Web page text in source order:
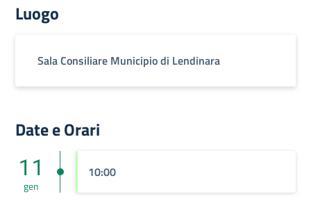
Luogo
Sala Consiliare Municipio di Lendinara
Date e Orari
11
gen
10:00